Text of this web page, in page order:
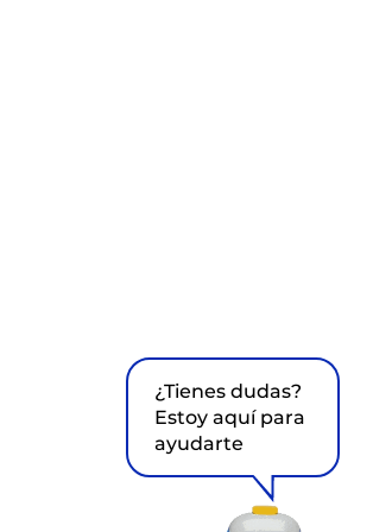
¿Tienes dudas?
Estoy aquí para
ayudarte